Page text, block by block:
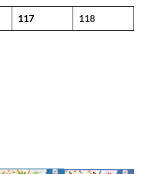
117 118